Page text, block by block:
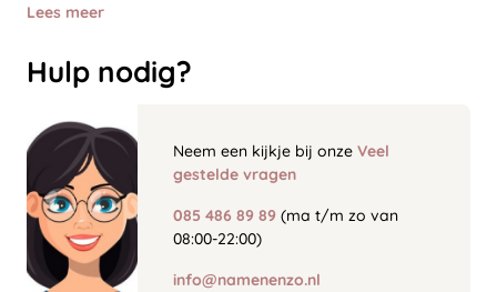
Lees meer
Hulp nodig?
Neem een kijkje bij onze Veel
gestelde vragen
085 486 89 89 (ma t/m zo van
08:00-22:00)
info@namenenzo.nl